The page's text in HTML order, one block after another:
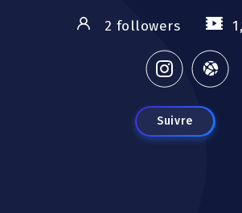
2 followers
Suivre